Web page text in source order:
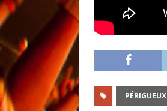
PÉRIGUEUX